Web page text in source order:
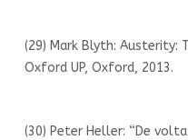
(29) Mark Blyth: Austerity:
Oxford UP, Oxford, 2013.
(30) Peter Heller: “De